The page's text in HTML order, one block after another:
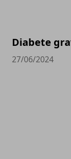
Diabete
27/06/2024